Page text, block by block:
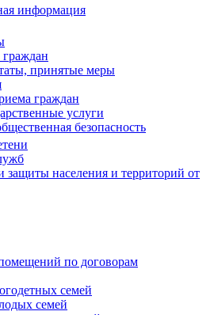
информация
принятые меры
граждан
услуги
безопасность
населения и территорий от
по договорам
семей
семей